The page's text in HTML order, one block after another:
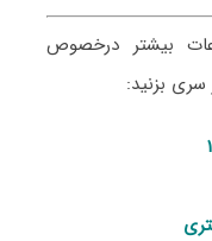
بیشتر درخصوص
بزنید: